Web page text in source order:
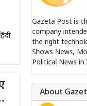
Gazeta Post is
company
the right
Shows News,
Political News in
About